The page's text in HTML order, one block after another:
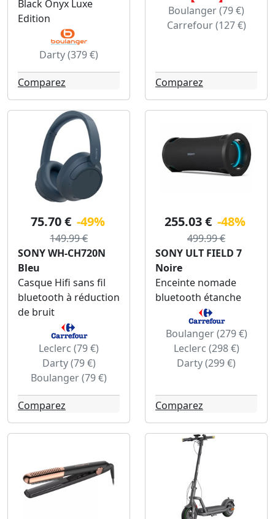
Black Onyx Luxe
Edition
Darty (379 €)
Comparez
Boulanger (79 €)
Carrefour (127 €)
Comparez
75.70 € -49%
149.99 €
SONY WH-CH720N
Bleu
Casque Hifi sans fil
bluetooth à réduction
de bruit
Leclerc (79 €)
Darty (79 €)
Boulanger (79 €)
Comparez
255.03 € -48%
499.99 €
SONY ULT FIELD 7
Noire
Enceinte nomade
bluetooth étanche
Boulanger (279 €)
Leclerc (298 €)
Darty (299 €)
Comparez